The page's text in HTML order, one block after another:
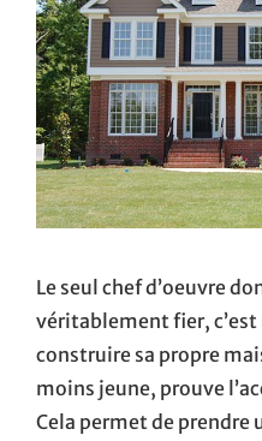
Le seul chef d’oeuvre
véritablement fier, c’est
construire sa propre
moins jeune, prouve
Cela permet de prendre